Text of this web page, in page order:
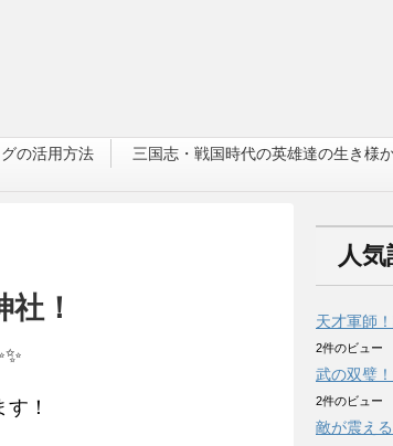
の活用方法 三国志・戦国時代の英雄達の生き様
！
！
人
天才軍師
2件のビュー
武の双璧
2件のビュー
敵が震え